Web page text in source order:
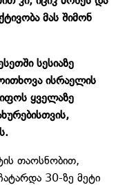
მას შიმონ
სესიაზე
ისრაელის
ყველაზე
თაოსნობით,
30-ზე მეტი